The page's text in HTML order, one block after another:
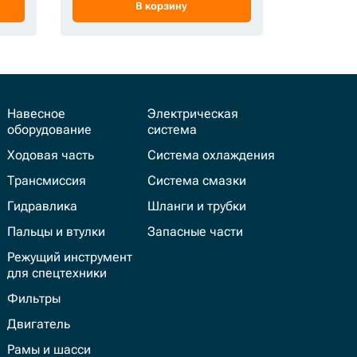
В корзину
Навесное
оборудование
Ходовая часть
Трансмиссия
Гидравлика
Пальцы и втулки
Режущий инструмент
для спецтехники
Фильтры
Двигатель
Рамы и шасси
Электрическая
система
Система охлаждения
Система смазки
Шланги и трубки
Запасные части